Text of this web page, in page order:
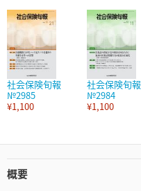
社会保険旬報
№2985
¥1,100
社会保険旬報
№2984
¥1,100
概要